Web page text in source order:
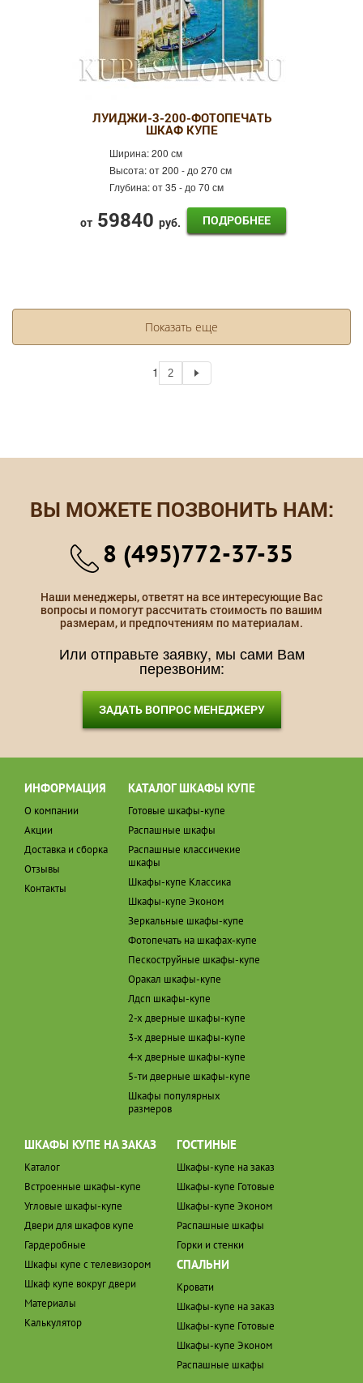
ЛУИДЖИ-3-200-ФОТОПЕЧАТЬ
ШКАФ КУПЕ
Ширина:200 см
Высота:от 200 - до 270 см
Глубина:от 35 - до 70 см
от 59840 руб. ПОДРОБНЕЕ
Показать еще
1 2
ВЫ МОЖЕТЕ ПОЗВОНИТЬ НАМ:
8 (495)772-37-35
Наши менеджеры, ответят на все интересующие Вас
вопросы и помогут рассчитать стоимость по вашим
размерам, и предпочтениям по материалам.
Или отправьте заявку, мы сами Вам
перезвоним:
ЗАДАТЬ ВОПРОС МЕНЕДЖЕРУ
ИНФОРМАЦИЯ
О компании
Акции
Доставка и сборка
Отзывы
Контакты
КАТАЛОГ ШКАФЫ КУПЕ
Готовые шкафы-купе
Распашные шкафы
Распашные классичекие
шкафы
Шкафы-купе Классика
Шкафы-купе Эконом
Зеркальные шкафы-купе
Фотопечать на шкафах-купе
Пескоструйные шкафы-купе
Оракал шкафы-купе
Лдсп шкафы-купе
2-х дверные шкафы-купе
3-х дверные шкафы-купе
4-х дверные шкафы-купе
5-ти дверные шкафы-купе
Шкафы популярных
размеров
ШКАФЫ КУПЕ НА ЗАКАЗ
Каталог
Встроенные шкафы-купе
Угловые шкафы-купе
Двери для шкафов купе
Гардеробные
Шкафы купе с телевизором
Шкаф купе вокруг двери
Материалы
Калькулятор
ГОСТИНЫЕ
Шкафы-купе на заказ
Шкафы-купе Готовые
Шкафы-купе Эконом
Распашные шкафы
Горки и стенки
СПАЛЬНИ
Кровати
Шкафы-купе на заказ
Шкафы-купе Готовые
Шкафы-купе Эконом
Распашные шкафы